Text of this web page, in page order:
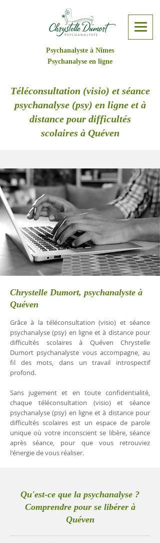
Psychanalyste à Nîmes
Psychanalyse en ligne
Téléconsultation (visio) et séance
psychanalyse (psy) en ligne et à
distance pour difficultés
scolaires à Quéven
Chrystelle Dumort, psychanalyste à
Quéven
Grâce à la téléconsultation (visio) et séance
psychanalyse (psy) en ligne et à distance pour
difficultés scolaires à Quéven Chrystelle
Dumort psychanalyste vous accompagne, au
fil des mots, dans un travail introspectif
profond.
Sans jugement et en toute confidentialité,
chaque téléconsultation (visio) et séance
psychanalyse (psy) en ligne et à distance pour
difficultés scolaires est un espace de parole
unique où votre inconscient se libère, séance
après séance, pour que vous retrouviez
l'énergie de vous réaliser.
Qu'est-ce que la psychanalyse ?
Comprendre pour se libérer à
Quéven